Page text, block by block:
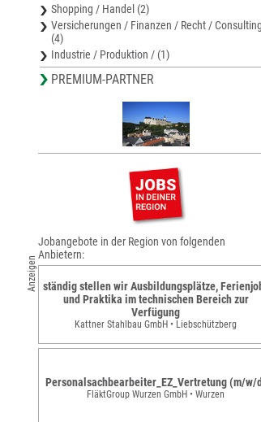
Shopping / Handel (2)
Versicherungen / Finanzen / Recht / Consulting
(4)
Industrie / Produktion / (1)
PREMIUM-PARTNER
Anzeigen
Jobangebote in der Region von folgenden
Anbietern:
ständig stellen wir Ausbildungsplätze,
und Praktika im technischen Bereich zur
Verfügung
Kattner Stahlbau GmbH • Liebschützberg
Personalsachbearbeiter_EZ_Vertretung (m/w/
FläktGroup Wurzen GmbH • Wurzen